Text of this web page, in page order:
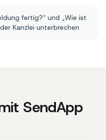
fertig?“ und „Wie ist
Kanzlei unterbrechen
SendApp